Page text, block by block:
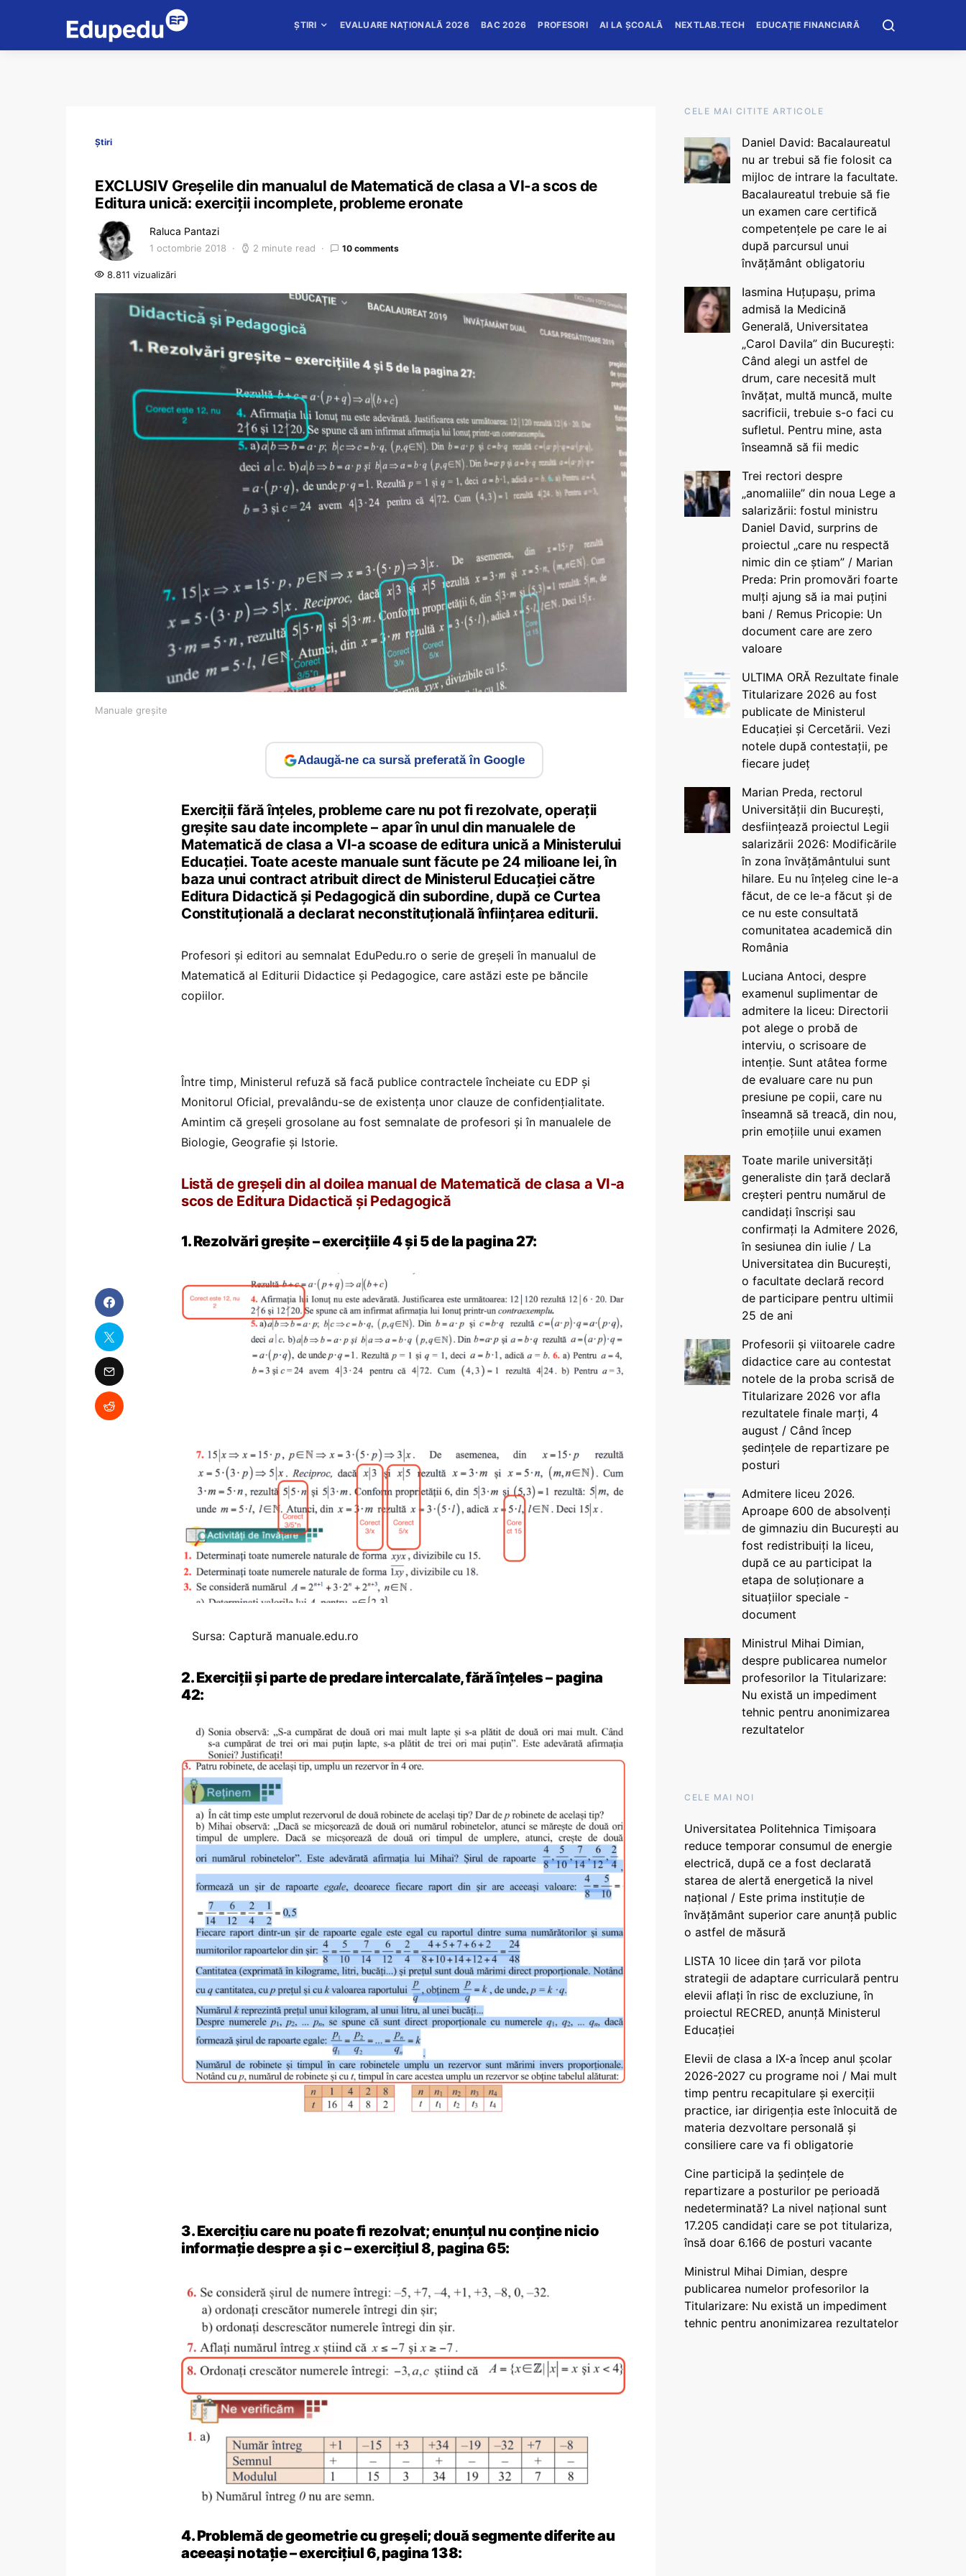
ȘTIRI EVALUARE NAȚIONALĂ 2026 BAC 2026 PROFESORI AI LA ȘCOALĂ NEXTLAB.TECH EDUCAȚIE FINANCIARĂ
Știri
EXCLUSIV Greșelile din manualul de Matematică de clasa a VI-a scos de
Editura unică: exerciții incomplete, probleme eronate
Raluca Pantazi
1 octombrie 2018 2 minute read 10 comments
8.811 vizualizări
Manuale greșite
Adaugă-ne ca sursă preferată în Google
Exerciții fără înțeles, probleme care nu pot fi rezolvate, operații
greșite sau date incomplete – apar în unul din manualele de
Matematică de clasa a VI-a scoase de editura unică a Ministerului
Educației. Toate aceste manuale sunt făcute pe 24 milioane lei, în
baza unui contract atribuit direct de Ministerul Educației către
Editura Didactică și Pedagogică din subordine, după ce Curtea
Constituțională a declarat neconstituțională înființarea editurii.
Profesori și editori au semnalat EduPedu.ro o serie de greșeli în manualul de
Matematică al Editurii Didactice și Pedagogice, care astăzi este pe băncile
copiilor.
Între timp, Ministerul refuză să facă publice contractele încheiate cu EDP și
Monitorul Oficial, prevalându-se de existența unor clauze de confidențialitate.
Amintim că greșeli grosolane au fost semnalate de profesori și în manualele de
Biologie, Geografie și Istorie.
Listă de greșeli din al doilea manual de Matematică de clasa a VI-a
scos de Editura Didactică și Pedagogică
1. Rezolvări greșite – exercițiile 4 și 5 de la pagina 27:
Sursa: Captură manuale.edu.ro
2. Exerciții și parte de predare intercalate, fără înțeles – pagina
42:
3. Exercițiu care nu poate fi rezolvat; enunțul nu conține nicio
informație despre a și c – exercițiul 8, pagina 65:
4. Problemă de geometrie cu greșeli; două segmente diferite au
aceeași notație – exercițiul 6, pagina 138:
CELE MAI CITITE ARTICOLE
Daniel David: Bacalaureatul
nu ar trebui să fie folosit ca
mijloc de intrare la facultate.
Bacalaureatul trebuie să fie
un examen care certifică
competențele pe care le ai
după parcursul unui
învățământ obligatoriu
Iasmina Huțupașu, prima
admisă la Medicină
Generală, Universitatea
„Carol Davila” din București:
Când alegi un astfel de
drum, care necesită mult
învățat, multă muncă, multe
sacrificii, trebuie s-o faci cu
sufletul. Pentru mine, asta
înseamnă să fii medic
Trei rectori despre
„anomaliile” din noua Lege a
salarizării: fostul ministru
Daniel David, surprins de
proiectul „care nu respectă
nimic din ce știam” / Marian
Preda: Prin promovări foarte
mulți ajung să ia mai puțini
bani / Remus Pricopie: Un
document care are zero
valoare
ULTIMA ORĂ Rezultate finale
Titularizare 2026 au fost
publicate de Ministerul
Educației și Cercetării. Vezi
notele după contestații, pe
fiecare județ
Marian Preda, rectorul
Universității din București,
desființează proiectul Legii
salarizării 2026: Modificările
în zona învățământului sunt
hilare. Eu nu înțeleg cine le-a
făcut, de ce le-a făcut și de
ce nu este consultată
comunitatea academică din
România
Luciana Antoci, despre
examenul suplimentar de
admitere la liceu: Directorii
pot alege o probă de
interviu, o scrisoare de
intenție. Sunt atâtea forme
de evaluare care nu pun
presiune pe copii, care nu
înseamnă să treacă, din nou,
prin emoțiile unui examen
Toate marile universități
generaliste din țară declară
creșteri pentru numărul de
candidați înscriși sau
confirmați la Admitere 2026,
în sesiunea din iulie / La
Universitatea din București,
o facultate declară record
de participare pentru ultimii
25 de ani
Profesorii și viitoarele cadre
didactice care au contestat
notele de la proba scrisă de
Titularizare 2026 vor afla
rezultatele finale marți, 4
august / Când încep
ședințele de repartizare pe
posturi
Admitere liceu 2026.
Aproape 600 de absolvenți
de gimnaziu din București au
fost redistribuiți la liceu,
după ce au participat la
etapa de soluționare a
situațiilor speciale -
document
Ministrul Mihai Dimian,
despre publicarea numelor
profesorilor la Titularizare:
Nu există un impediment
tehnic pentru anonimizarea
rezultatelor
CELE MAI NOI
Universitatea Politehnica Timișoara
reduce temporar consumul de energie
electrică, după ce a fost declarată
starea de alertă energetică la nivel
național / Este prima instituție de
învățământ superior care anunță public
o astfel de măsură
LISTA 10 licee din țară vor pilota
strategii de adaptare curriculară pentru
elevii aflați în risc de excluziune, în
proiectul RECRED, anunță Ministerul
Educației
Elevii de clasa a IX-a încep anul școlar
2026-2027 cu programe noi / Mai mult
timp pentru recapitulare și exerciții
practice, iar dirigenția este înlocuită de
materia dezvoltare personală și
consiliere care va fi obligatorie
Cine participă la ședințele de
repartizare a posturilor pe perioadă
nedeterminată? La nivel național sunt
17.205 candidați care se pot titulariza,
însă doar 6.166 de posturi vacante
Ministrul Mihai Dimian, despre
publicarea numelor profesorilor la
Titularizare: Nu există un impediment
tehnic pentru anonimizarea rezultatelor